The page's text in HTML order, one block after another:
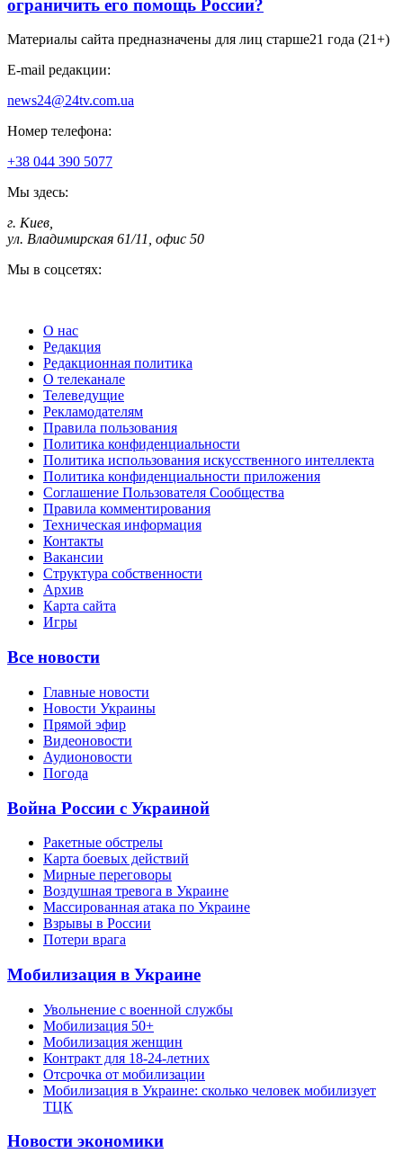
ограничить его помощь России?
Материалы сайта предназначены для лиц старше21 года (21+)
E-mail редакции:
news24@24tv.com.ua
Номер телефона:
+38 044 390 5077
Мы здесь:
г. Киев
ул. Владимирская 61/11, офис 50
Мы в соцсетях:
О нас
Редакция
Редакционная политика
О телеканале
Телеведущие
Рекламодателям
Правила пользования
Политика конфиденциальности
Политика использования искусственного интеллекта
Политика конфиденциальности приложения
Соглашение Пользователя Сообщества
Правила комментирования
Техническая информация
Контакты
Вакансии
Структура собственности
Архив
Карта сайта
Игры
Все новости
Главные новости
Новости Украины
Прямой эфир
Видеоновости
Аудионовости
Погода
Война России с Украиной
Ракетные обстрелы
Карта боевых действий
Мирные переговоры
Воздушная тревога в Украине
Массированная атака по Украине
Взрывы в России
Потери врага
Мобилизация в Украине
Увольнение с военной службы
Мобилизация 50+
Мобилизация женщин
Контракт для 18-24-летних
Отсрочка от мобилизации
Мобилизация в Украине: сколько человек мобилизует
ТЦК
Новости экономики